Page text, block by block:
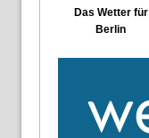
Das Wetter für
Berlin